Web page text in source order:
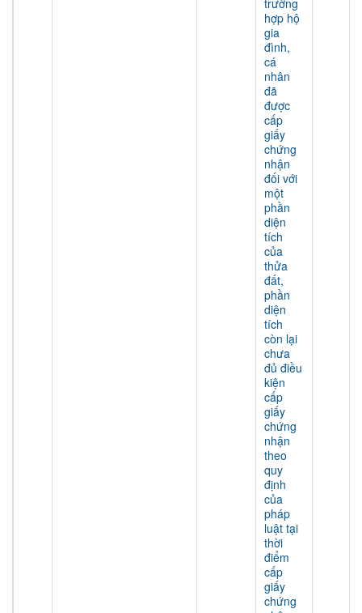
trường
hợp hộ
gia
đình,
cá
nhân
đã
được
cấp
giấy
chứng
nhận
đối với
một
phần
diện
tích
của
thửa
đất,
phần
diện
tích
còn lại
chưa
đủ điều
kiện
cấp
giấy
chứng
nhận
theo
quy
định
của
pháp
luật tại
thời
điểm
cấp
giấy
chứng